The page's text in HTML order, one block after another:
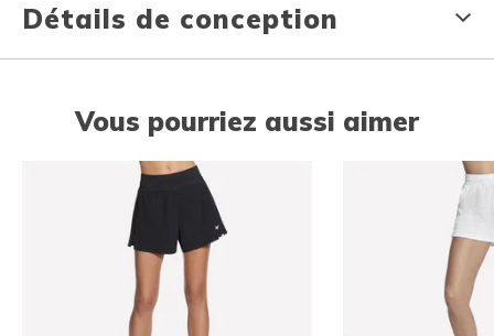
Détails de conception
Vous pourriez aussi aimer